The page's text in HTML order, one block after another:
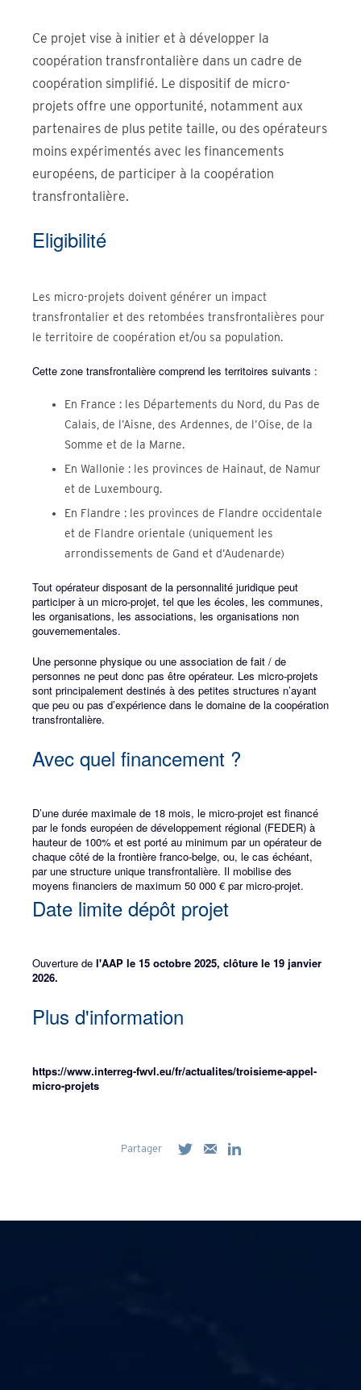
Ce projet vise à initier et à développer la
coopération transfrontalière dans un cadre de
coopération simplifié. Le dispositif de micro-
projets offre une opportunité, notamment aux
partenaires de plus petite taille, ou des opérateurs
moins expérimentés avec les financements
européens, de participer à la coopération
transfrontalière.
Eligibilité
Les micro-projets doivent générer un impact
transfrontalier et des retombées transfrontalières pour
le territoire de coopération et/ou sa population.
Cette zone transfrontalière comprend les territoires suivants :
En France : les Départements du Nord, du Pas de
Calais, de l’Aisne, des Ardennes, de l’Oise, de la
Somme et de la Marne.
En Wallonie : les provinces de Hainaut, de Namur
et de Luxembourg.
En Flandre : les provinces de Flandre occidentale
et de Flandre orientale (uniquement les
arrondissements de Gand et d’Audenarde)
Tout opérateur disposant de la personnalité juridique peut
participer à un micro-projet, tel que les écoles, les communes,
les organisations, les associations, les organisations non
gouvernementales.
Une personne physique ou une association de fait / de
personnes ne peut donc pas être opérateur. Les micro-projets
sont principalement destinés à des petites structures n’ayant
que peu ou pas d’expérience dans le domaine de la coopération
transfrontalière.
Avec quel financement ?
D’une durée maximale de 18 mois, le micro-projet est financé
par le fonds européen de développement régional (FEDER) à
hauteur de 100% et est porté au minimum par un opérateur de
chaque côté de la frontière franco-belge, ou, le cas échéant,
par une structure unique transfrontalière. Il mobilise des
moyens financiers de maximum 50 000 € par micro-projet.
Date limite dépôt projet
Ouverture de l'AAP le 15 octobre 2025, clôture le 19 janvier
2026.
Plus d'information
https://www.interreg-fwvl.eu/fr/actualites/troisieme-appel-
micro-projets
Partager